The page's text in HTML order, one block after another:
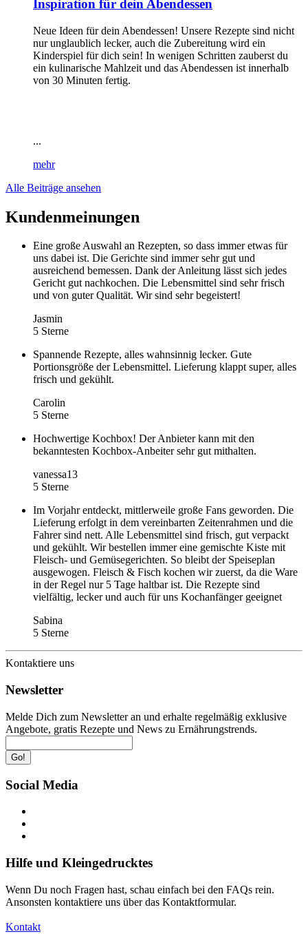
Inspiration für dein Abendessen
Neue Ideen für dein Abendessen! Unsere Rezepte sind nicht
nur unglaublich lecker, auch die Zubereitung wird ein
Kinderspiel für dich sein! In wenigen Schritten zauberst du
ein kulinarische Mahlzeit und das Abendessen ist innerhalb
von 30 Minuten fertig.
...
mehr
Alle Beiträge ansehen
Kundenmeinungen
Eine große Auswahl an Rezepten, so dass immer etwas für
uns dabei ist. Die Gerichte sind immer sehr gut und
ausreichend bemessen. Dank der Anleitung lässt sich jedes
Gericht gut nachkochen. Die Lebensmittel sind sehr frisch
und von guter Qualität. Wir sind sehr begeistert!
Jasmin
5 Sterne
Spannende Rezepte, alles wahnsinnig lecker. Gute
Portionsgröße der Lebensmittel. Lieferung klappt super, alles
frisch und gekühlt.
Carolin
5 Sterne
Hochwertige Kochbox! Der Anbieter kann mit den
bekanntesten Kochbox-Anbeiter sehr gut mithalten.
vanessa13
5 Sterne
Im Vorjahr entdeckt, mittlerweile große Fans geworden. Die
Lieferung erfolgt in dem vereinbarten Zeitenrahmen und die
Fahrer sind nett. Alle Lebensmittel sind frisch, gut verpackt
und gekühlt. Wir bestellen immer eine gemischte Kiste mit
Fleisch- und Gemüsegerichten. So bleibt der Speiseplan
ausgewogen. Fleisch & Fisch kochen wir zuerst, da die Ware
in der Regel nur 5 Tage haltbar ist. Die Rezepte sind
vielfältig, lecker und auch für uns Kochanfänger geeignet
Sabina
5 Sterne
Kontaktiere uns
Newsletter
Melde Dich zum Newsletter an und erhalte regelmäßig exklusive
Angebote, gratis Rezepte und News zu Ernährungstrends.
Go!
Social Media
Hilfe und Kleingedrucktes
Wenn Du noch Fragen hast, schau einfach bei den FAQs rein.
Ansonsten kontaktiere uns über das Kontaktformular.
Kontakt